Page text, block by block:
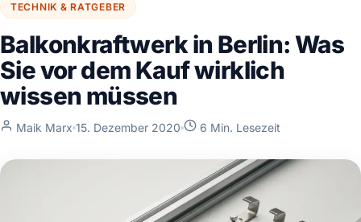
TECHNIK & RATGEBER
Balkonkraftwerk in Berlin: Was
Sie vor dem Kauf wirklich
wissen müssen
Maik Marx 15. Dezember 2020 6 Min. Lesezeit